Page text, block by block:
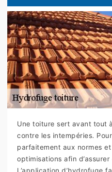
Une toiture sert avant tout
contre les intempéries.
parfaitement aux normes
optimisations afin